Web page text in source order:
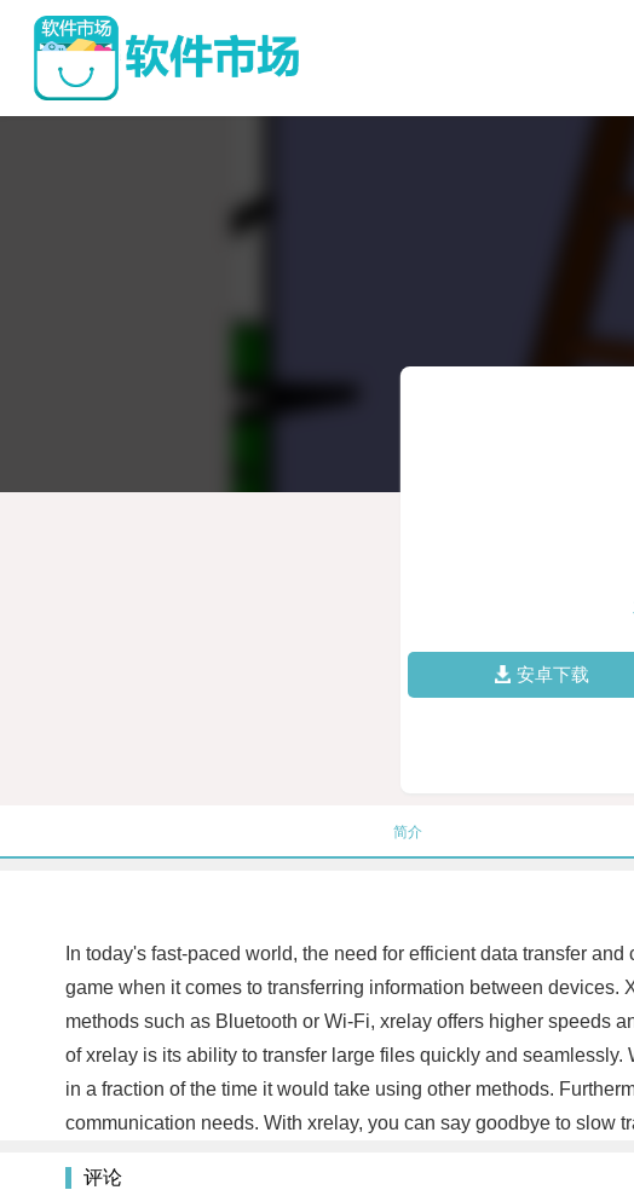
安卓下载
简介
In today's fast-paced world, the need for efficient data transfer
game when it comes to transferring information between
methods such as Bluetooth or Wi-Fi, xrelay offers higher speeds
of xrelay is its ability to transfer large files quickly and
in a fraction of the time it would take using other methods.
communication needs. With xrelay, you can say goodbye to slow
评论